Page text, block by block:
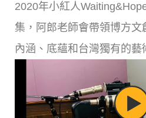
2020年小紅人
集，阿郎老師會帶領博方文
內涵、底蘊和台灣獨有的藝